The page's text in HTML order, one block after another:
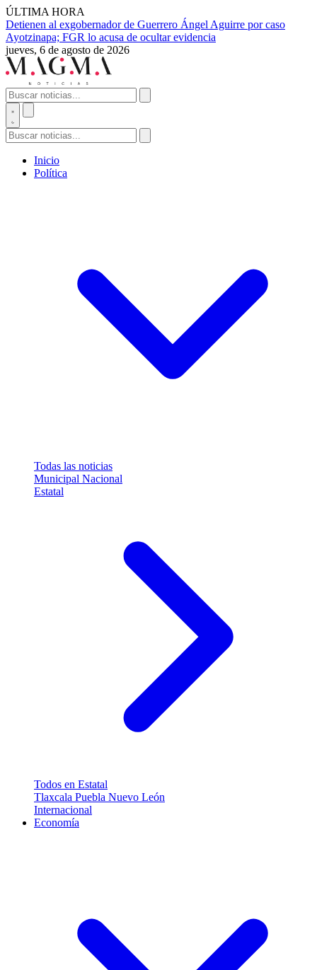
ÚLTIMA HORA
Detienen al exgobernador de Guerrero Ángel Aguirre por caso
Ayotzinapa; FGR lo acusa de ocultar evidencia
jueves, 6 de agosto de 2026
Inicio
Política
Todas las noticias
Municipal Nacional
Estatal
Todos en Estatal
Tlaxcala Puebla Nuevo León
Internacional
Economía